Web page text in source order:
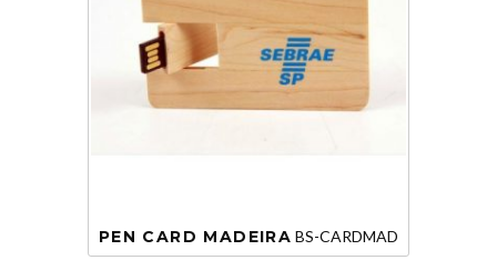
PEN CARD MADEIRA BS-CARDMAD